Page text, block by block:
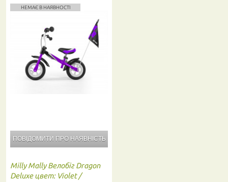
НЕМАЄ В НАЯВНОСТІ
ПОВІДОМИТИ ПРО НАЯВНІСТЬ
Milly Mally Велобіг Dragon
Deluxe цвет: Violet /